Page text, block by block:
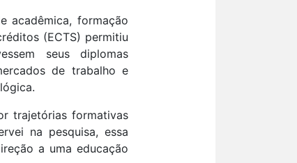
acadêmica, formação
(ECTS) permitiu
seus diplomas
de trabalho e
trajetórias formativas
na pesquisa, essa
a uma educação